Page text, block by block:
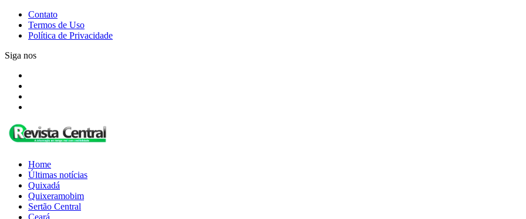
Contato
Termos de Uso
Política de Privacidade
Siga nos
Home
Últimas notícias
Quixadá
Quixeramobim
Sertão Central
Ceará